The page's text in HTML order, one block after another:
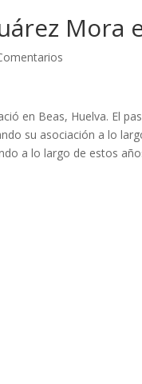
Mora
en Beas, Huelva. El
su asociación a lo
a lo largo de estos